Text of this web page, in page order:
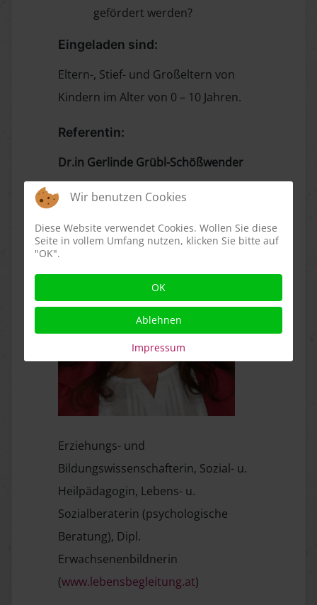
gefördert werden?
Eingeladen sind:
Eltern-, Stief- und Großeltern von
Kindern im Alter von 0 – 10 Jahren.
Referentin:
Dr.in Gerlinde Grübl-Schößwender
Erziehungs- und
Bildungswissenschafterin, Sozial- u.
Heilpädagogin, Lebens- u.
Sozialberaterin (psychologische
Beratung), Dipl.
Erwachsenenbildnerin
(www.lebensbegleitung.at)
Wir benutzen Cookies
Diese Website verwendet Cookies. Wollen Sie diese
Seite in vollem Umfang nutzen, klicken Sie bitte auf
"OK".
OK
Ablehnen
Impressum